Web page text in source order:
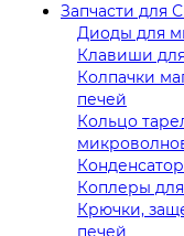
Запчасти для
Диоды для
Клавиши
Колпачки
печей
Кольцо
Коплеры
Крючки,
печей